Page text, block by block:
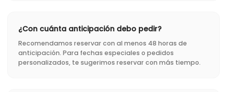
¿Con cuánta anticipación debo pedir?
Recomendamos reservar con al menos 48 horas de
anticipación. Para fechas especiales o pedidos
personalizados, te sugerimos reservar con más tiempo.